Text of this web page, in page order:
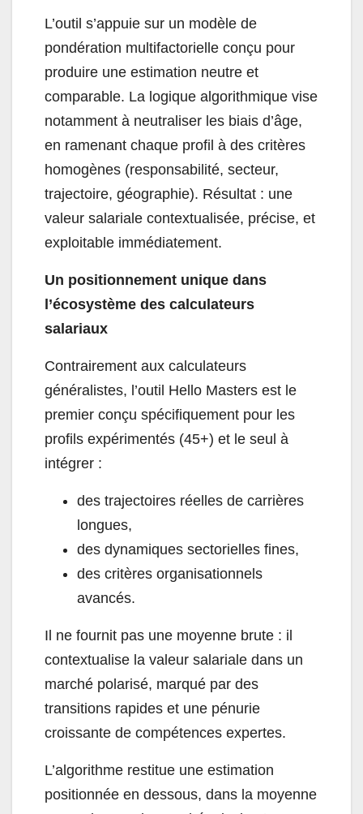
L’outil s’appuie sur un modèle de
pondération multifactorielle conçu pour
produire une estimation neutre et
comparable. La logique algorithmique vise
notamment à neutraliser les biais d’âge,
en ramenant chaque profil à des critères
homogènes (responsabilité, secteur,
trajectoire, géographie). Résultat : une
valeur salariale contextualisée, précise, et
exploitable immédiatement.
Un positionnement unique dans
l’écosystème des calculateurs
salariaux
Contrairement aux calculateurs
généralistes, l’outil Hello Masters est le
premier conçu spécifiquement pour les
profils expérimentés (45+) et le seul à
intégrer :
des trajectoires réelles de carrières
longues,
des dynamiques sectorielles fines,
des critères organisationnels
avancés.
Il ne fournit pas une moyenne brute : il
contextualise la valeur salariale dans un
marché polarisé, marqué par des
transitions rapides et une pénurie
croissante de compétences expertes.
L’algorithme restitue une estimation
positionnée en dessous, dans la moyenne